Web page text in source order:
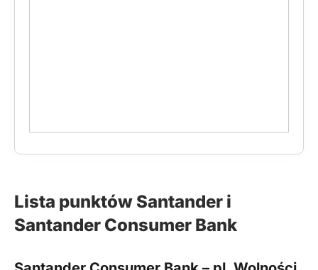
Lista punktów Santander i
Santander Consumer Bank